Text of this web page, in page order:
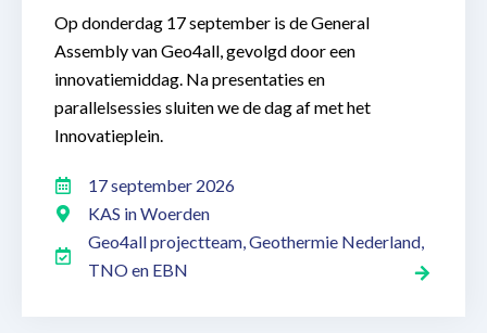
Op donderdag 17 september is de General
Assembly van Geo4all, gevolgd door een
innovatiemiddag. Na presentaties en
parallelsessies sluiten we de dag af met het
Innovatieplein.
17 september 2026
KAS in Woerden
Geo4all projectteam, Geothermie Nederland,
TNO en EBN